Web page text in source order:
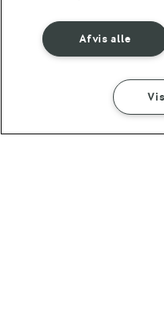
Tøm-køleskabet-
(13)
SÅDAN GØR DU
Afvis alle